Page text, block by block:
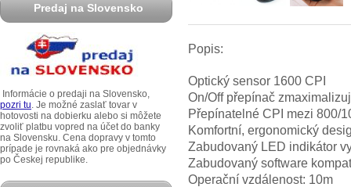
Predaj na Slovensko
Informácie o predaji na Slovensko,
pozri tu. Je možné zaslať tovar v
hotovosti na dobierku alebo si môžete
zvoliť platbu vopred na účet do banky
na Slovensku. Cena dopravy v tomto
prípade je rovnaká ako pre objednávky
po Českej republike.
Popis:
Optický sensor 1600 CPI
On/Off přepínač
Přepínatelné CPI mezi 800/
Komfortní, ergonomický
Zabudovaný LED indikátor
Zabudovaný software
Operační vzdálenost: 10m